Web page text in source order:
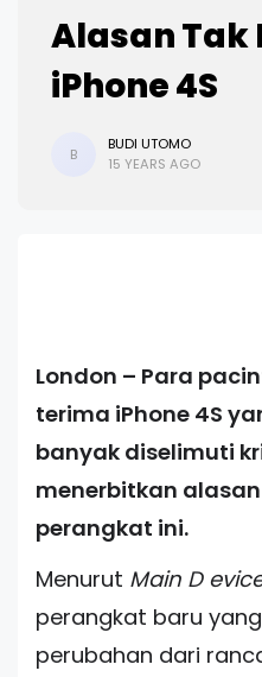
Alasan Tak
iPhone 4S
B
BUDI UTOMO
15 YEARS AGO
London – Para
terima iPhone 4S
banyak diselimuti
menerbitkan
perangkat ini.
Menurut Main D
perangkat baru
perubahan dari